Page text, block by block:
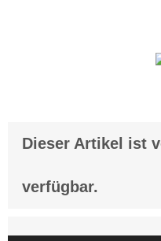
Dieser Artikel ist
verfügbar.